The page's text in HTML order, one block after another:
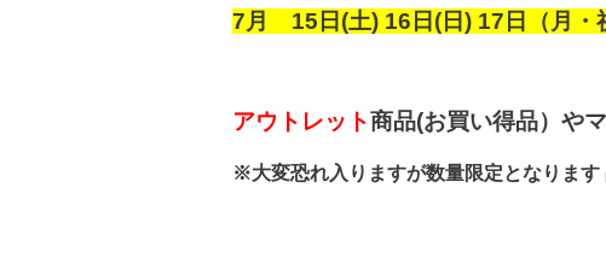
7月 15日(土) 16日(日) 17日（月・
アウトレット商品(お買い得品）や
※大変恐れ入りますが数量限定となりま